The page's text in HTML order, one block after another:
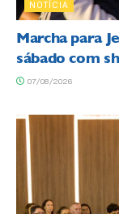
NOTÍCIA
Marcha para
sábado com
07/08/2026